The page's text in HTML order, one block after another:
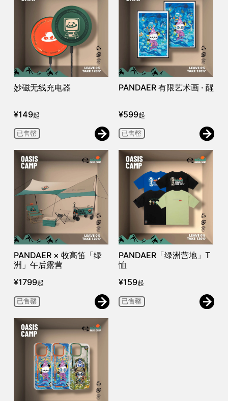
妙磁无线充电器
¥149起
已售罄
PANDAER 有限艺术画 · 醒
¥599起
已售罄
PANDAER × 牧高笛「绿
洲」午后露营
¥1799起
已售罄
PANDAER「绿洲营地」T
恤
¥159起
已售罄